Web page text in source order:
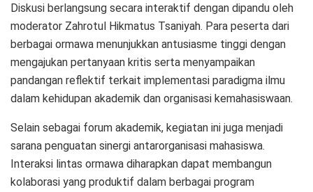
Diskusi berlangsung secara interaktif dengan dipandu oleh
moderator Zahrotul Hikmatus Tsaniyah. Para peserta dari
berbagai ormawa menunjukkan antusiasme tinggi dengan
mengajukan pertanyaan kritis serta menyampaikan
pandangan reflektif terkait implementasi paradigma ilmu
dalam kehidupan akademik dan organisasi kemahasiswaan.
Selain sebagai forum akademik, kegiatan ini juga menjadi
sarana penguatan sinergi antarorganisasi mahasiswa.
Interaksi lintas ormawa diharapkan dapat membangun
kolaborasi yang produktif dalam berbagai program